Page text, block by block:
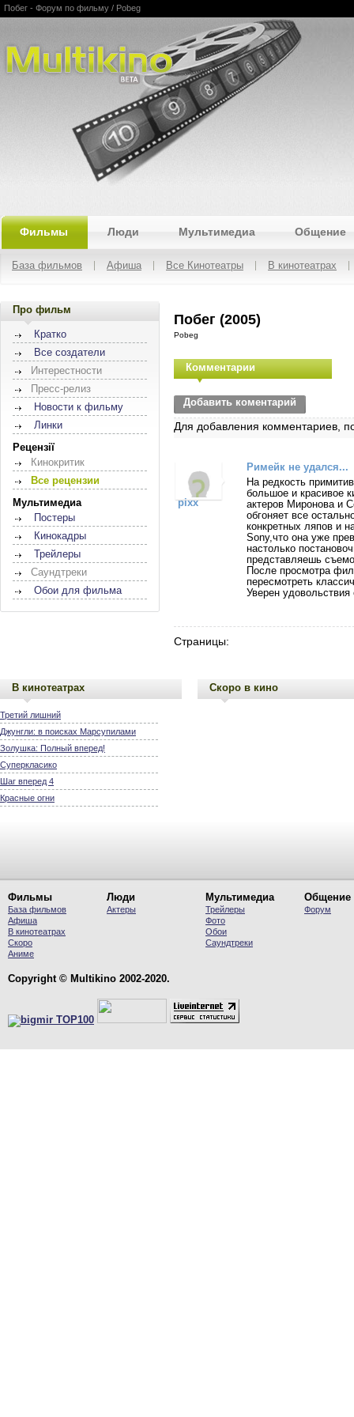
Multikino
Побег - Форум по фильму / Pobeg
Фильмы Люди Мультимедиа Общение
База фильмов Афиша Все Кинотеатры В кинотеатрах
Про фильм
Кратко
Все создатели
Интерестности
Пресс-релиз
Новости к фильму
Линки
Рецензії
Кинокритик
Все рецензии
Мультимедиа
Постеры
Кинокадры
Трейлеры
Саундтреки
Обои для фильма
Побег (2005)
Pobeg
Комментарии
Добавить коментарий
Для добавления комментариев,
pixx
Римейк не удался...
На редкость
большое и красивое
актеров Миронова и
обгоняет все
конкретных ляпов и
Sony,что она уже
настолько
представляешь
После просмотра
пересмотреть
Уверен
Страницы:
В кинотеатрах
Третий лишний
Джунгли: в поисках Марсупилами
Золушка: Полный вперед!
Суперкласико
Шаг вперед 4
Красные огни
Скоро в кино
Фильмы
База фильмов
Афиша
В кинотеатрах
Скоро
Аниме
Люди
Актеры
Мультимедиа
Трейлеры
Фото
Обои
Саундтреки
Общение
Форум
Copyright © Multikino 2002-2020.